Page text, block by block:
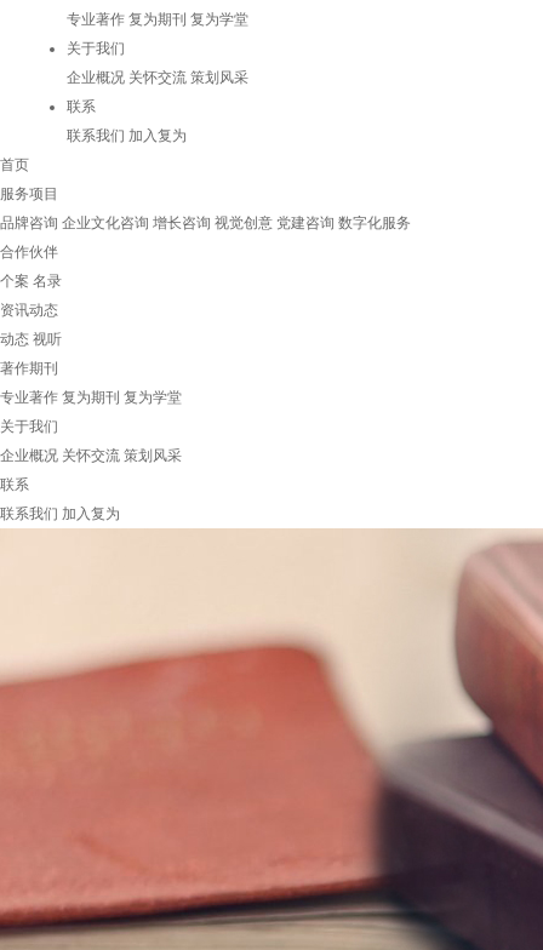
专业著作 复为期刊 复为学堂
关于我们
企业概况 关怀交流 策划风采
联系
联系我们 加入复为
首页
服务项目
品牌咨询 企业文化咨询 增长咨询 视觉创意 党建咨询 数字化服务
合作伙伴
个案 名录
资讯动态
动态 视听
著作期刊
专业著作 复为期刊 复为学堂
关于我们
企业概况 关怀交流 策划风采
联系
联系我们 加入复为